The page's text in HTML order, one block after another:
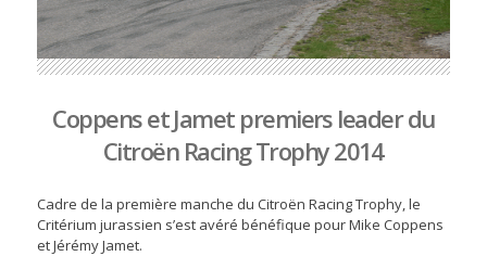
Coppens et Jamet premiers leader du
Citroën Racing Trophy 2014
Cadre de la première manche du Citroën Racing Trophy, le
Critérium jurassien s’est avéré bénéfique pour Mike Coppens
et Jérémy Jamet.